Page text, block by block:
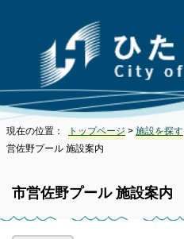
現在の位置： トップページ > 施設を探す
営佐野プール 施設案内
市営佐野プール 施設案内